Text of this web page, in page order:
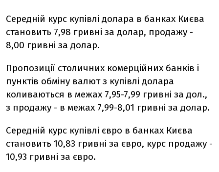
Середній курс купівлі долара в банках Києва
становить 7,98 гривні за долар, продажу -
8,00 гривні за долар.
Пропозиції столичних комерційних банків і
пунктів обміну валют з купівлі долара
коливаються в межах 7,95-7,99 гривні за дол.,
з продажу - в межах 7,99-8,01 гривні за долар.
Середній курс купівлі євро в банках Києва
становить 10,83 гривні за євро, курс продажу -
10,93 гривні за євро.